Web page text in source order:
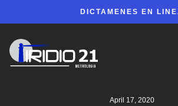
DICTAMENES EN
April 17, 2020